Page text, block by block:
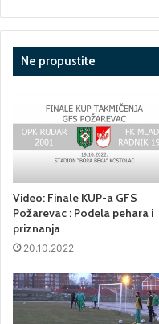
Ne propustite
Video: Finale KUP-a GFS
Požarevac : Podela pehara i
priznanja
20.10.2022